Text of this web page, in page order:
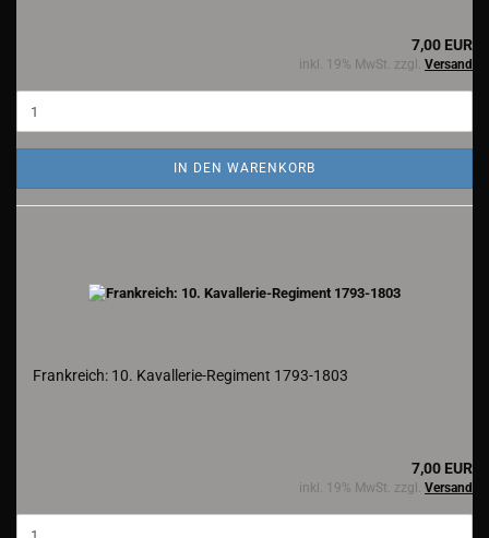
7,00 EUR
inkl. 19% MwSt. zzgl. Versand
IN DEN WARENKORB
Frankreich: 10. Kavallerie-Regiment 1793-1803
7,00 EUR
inkl. 19% MwSt. zzgl. Versand